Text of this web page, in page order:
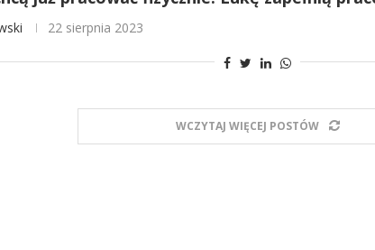
22 sierpnia 2023
WCZYTAJ WIĘCEJ POSTÓW